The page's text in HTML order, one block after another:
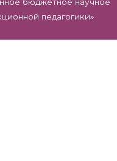
педагогики»